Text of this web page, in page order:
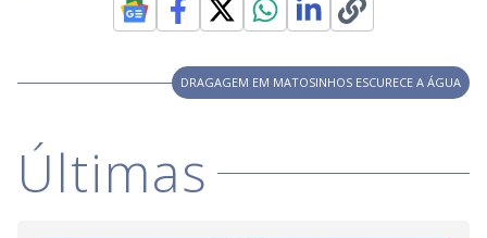
DRAGAGEM EM MATOSINHOS ESCURECE A ÁGUA
Últimas